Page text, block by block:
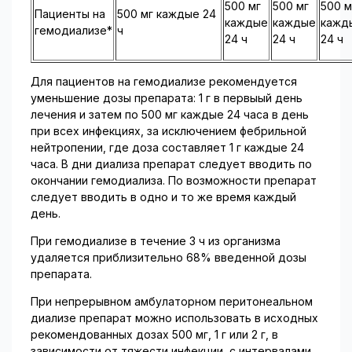
Пациенты на
гемодиализе*
500 мг каждые 24
ч
500 мг
каждые
24 ч
500 мг
каждые
24 ч
500
24 ч
Для пациентов на гемодиализе рекомендуется
уменьшение дозы препарата: 1 г в первыый день
лечения и затем по 500 мг каждые 24 часа в день
при всех инфекциях, за исключением фебрильной
нейтропении, где доза составляет 1 г каждые 24
часа. В дни диализа препарат следует вводить по
окончании гемодиализа. По возможности препарат
следует вводить в одно и то же время каждый
день.
При гемодиализе в течение 3 ч из организма
удаляется приблизительно 68% введенной дозы
препарата.
При непрерывном амбулаторном перитонеальном
диализе препарат можно использовать в исходных
рекомендованных дозах 500 мг, 1 г или 2 г, в